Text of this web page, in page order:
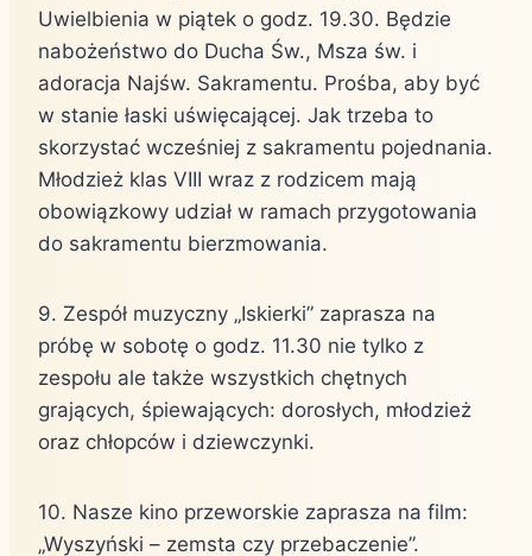
Uwielbienia w piątek o godz. 19.30. Będzie
nabożeństwo do Ducha Św., Msza św. i
adoracja Najśw. Sakramentu. Prośba, aby być
w stanie łaski uświęcającej. Jak trzeba to
skorzystać wcześniej z sakramentu pojednania.
Młodzież klas VIII wraz z rodzicem mają
obowiązkowy udział w ramach przygotowania
do sakramentu bierzmowania.
9. Zespół muzyczny „Iskierki” zaprasza na
próbę w sobotę o godz. 11.30 nie tylko z
zespołu ale także wszystkich chętnych
grających, śpiewających: dorosłych, młodzież
oraz chłopców i dziewczynki.
10. Nasze kino przeworskie zaprasza na film:
„Wyszyński – zemsta czy przebaczenie”.